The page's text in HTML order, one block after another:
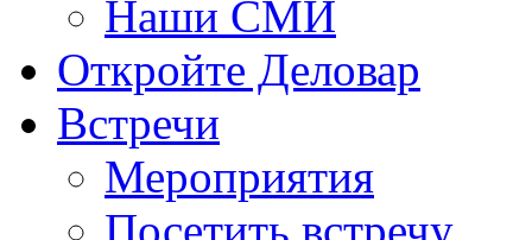
Наши СМИ
Откройте Деловар
Встречи
Мероприятия
Посетить встречу